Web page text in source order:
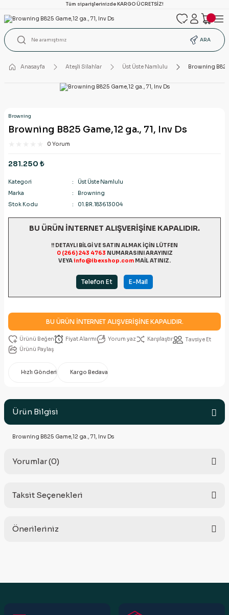
Tüm siparişlerinizde KARGO ÜCRETSİZ!
ARA
Anasayfa Ateşli Silahlar Üst Üste Namlulu Browning B825
Browning
Browning B825 Game,12 ga., 71, Inv Ds
0 Yorum
281.250 ₺
Kategori
Üst Üste Namlulu
Marka
Browning
Stok Kodu
01.BR.183613004
BU ÜRÜN İNTERNET ALIŞVERİŞİNE KAPALIDIR.
!! DETAYLI BİLGİ VE SATIN ALMAK İÇİN LÜTFEN
0 (266) 243 4763 NUMARASINI ARAYINIZ
VEYAinfo@ibexshop.com MAİL ATINIZ.
Telefon Et E-Mail
BU ÜRÜN İNTERNET ALIŞVERİŞİNE KAPALIDIR.
Fiyat Alarmı Yorum yaz Karşılaştır
Tavsiye Et
Ürünü Paylaş
Hızlı Gönderi Kargo Bedava
Ürün Bilgisi
Browning B825 Game,12 ga., 71, Inv Ds
Yorumlar (0)
Taksit Seçenekleri
Önerileriniz
Görüş ve önerileriniz için teşekkür ederiz.
Ürün resmi kalitesiz, bozuk veya görüntülenemiyor.